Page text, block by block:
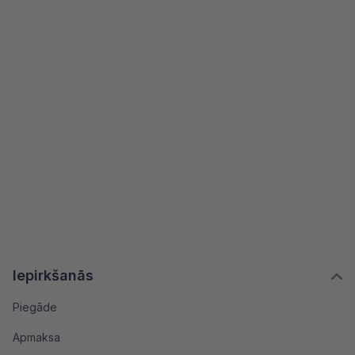
Iepirkšanās
Piegāde
Apmaksa